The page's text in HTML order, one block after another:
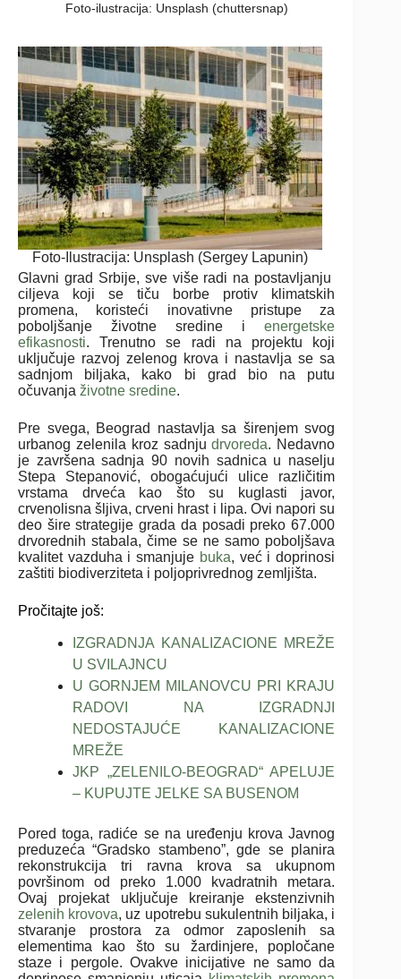
Foto-ilustracija: Unsplash (chuttersnap)
Foto-Ilustracija: Unsplash (Sergey Lapunin)
Glavni grad Srbije, sve više radi na postavljanju
ciljeva koji se tiču borbe protiv klimatskih
promena, koristeći inovativne pristupe za
poboljšanje životne sredine ienergetske
efikasnosti. Trenutno se radi na projektu koji
uključuje razvoj zelenog krova i nastavlja se sa
sadnjom biljaka, kako bi grad bio na putu
očuvanja životne sredine.
Pre svega, Beograd nastavlja sa širenjem svog
urbanog zelenila kroz sadnjudrvoreda. Nedavno
je završena sadnja 90 novih sadnica u naselju
Stepa Stepanović, obogaćujući ulice različitim
vrstama drveća kao što su kuglasti javor,
crvenolisna šljiva, crveni hrast i lipa. Ovi napori su
deo šire strategije grada da posadi preko 67.000
drvorednih stabala, čime se ne samo poboljšava
kvalitet vazduha i smanjuje buka, već i doprinosi
zaštiti biodiverziteta i poljoprivrednog zemljišta.
Pročitajte još:
IZGRADNJA KANALIZACIONE MREŽE
U SVILAJNCU
U GORNJEM MILANOVCU PRI KRAJU
RADOVI NA IZGRADNJI
NEDOSTAJUĆE KANALIZACIONE
MREŽE
JKP „ZELENILO-BEOGRAD“ APELUJE
– KUPUJTE JELKE SA BUSENOM
Pored toga, radiće se na uređenju krova Javnog
preduzeća “Gradsko stambeno”, gde se planira
rekonstrukcija tri ravna krova sa ukupnom
površinom od preko 1.000 kvadratnih metara.
Ovaj projekat uključuje kreiranje ekstenzivnih
zelenih krovova, uz upotrebu sukulentnih biljaka, i
stvaranje prostora za odmor zaposlenih sa
elementima kao što su žardinjere, popločane
staze i pergole. Ovakve inicijative ne samo da